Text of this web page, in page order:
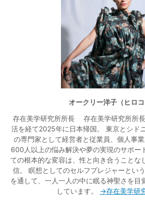
オークリー洋子（ヒロコ
存在美学研究所所長 存在美学研究所所
活を経て2025年に日本帰国。 東京とシド
の専門家として経営者と従業員、個人事
600人以上の悩み解決や夢の実現のサポー
ての根本的な変容は、性と向き合うことな
信。 瞑想としてのセルフプレジャーとい
を通して、一人一人の中に眠る神聖さを目
しています。 →存在美学研